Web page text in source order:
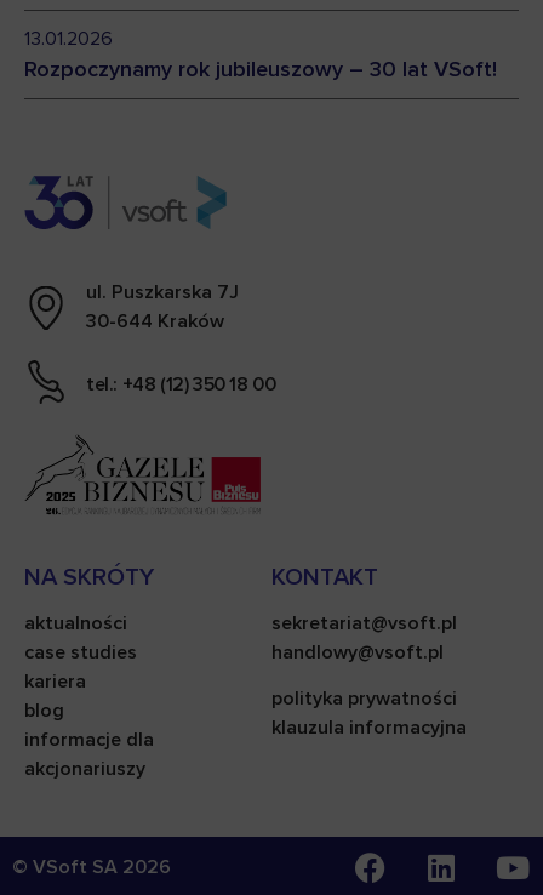
13.01.2026
Rozpoczynamy rok jubileuszowy – 30 lat VSoft!
ul. Puszkarska 7J
30-644 Kraków
tel.: +48 (12) 350 18 00
NA SKRÓTY
aktualności
case studies
kariera
blog
informacje dla
akcjonariuszy
KONTAKT
sekretariat@vsoft.pl
handlowy@vsoft.pl
polityka prywatności
klauzula informacyjna
© VSoft SA 2026